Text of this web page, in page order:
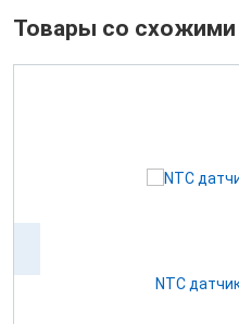
Товары со схожими
NTC